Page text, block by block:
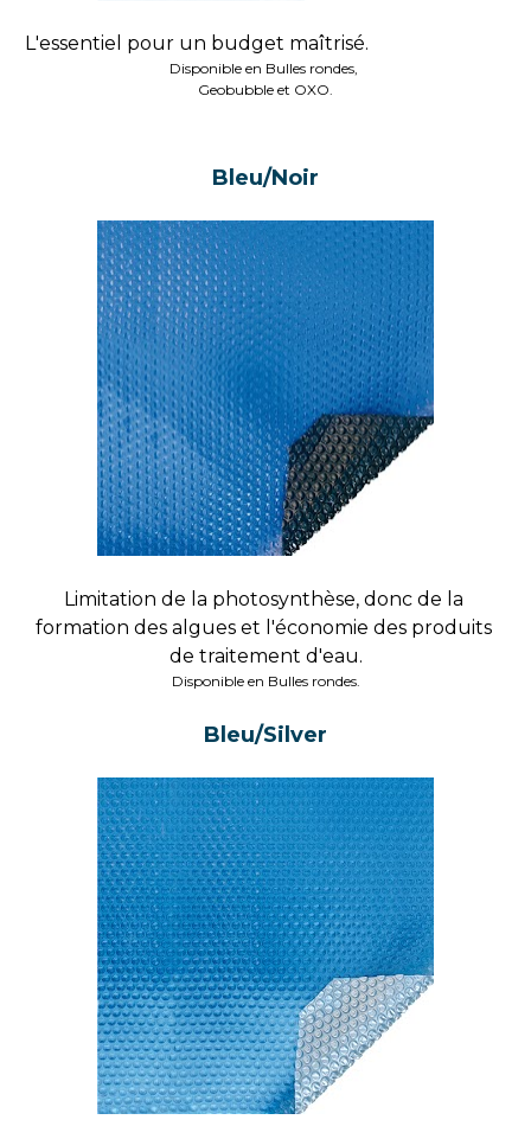
L'essentiel pour un budget maîtrisé.
Disponible en Bulles rondes,
Geobubble et OXO.
Bleu/Noir
Limitation de la photosynthèse, donc de la
formation des algues et l'économie des produits
de traitement d'eau.
Disponible en Bulles rondes.
Bleu/Silver